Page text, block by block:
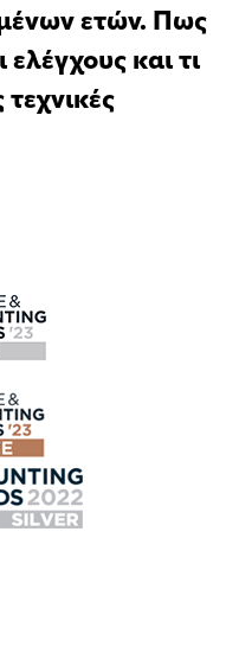
ετών. Πως
και τι
τεχνικές